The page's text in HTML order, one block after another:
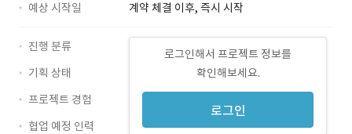
예상 시작일
계약 체결 이후, 즉시 시작
로그인해서 프로젝트 정보를
확인해보세요.
로그인
진행 분류
기획 상태
프로젝트 경험
협업 예정 인력